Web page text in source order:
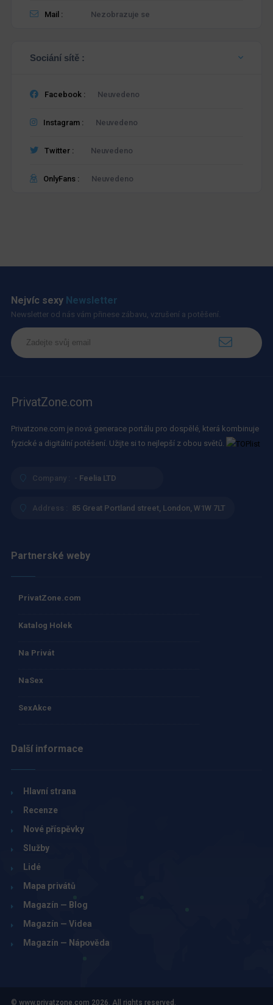
Mail : Nezobrazuje se
Sociání sítě :
Facebook : Neuvedeno
Instagram : Neuvedeno
Twitter : Neuvedeno
OnlyFans : Neuvedeno
Nejvíc sexy Newsletter
Newsletter od nás vám přinese zábavu, vzrušení a potěšení.
PrivatZone.com
Privatzone.com je nová generace portálu pro dospělé, která kombinuje
fyzické a digitální potěšení. Užijte si to nejlepší z obou světů.
Company : - Feelia LTD
Address : 85 Great Portland street, London, W1W 7LT
Partnerské weby
PrivatZone.com
Katalog Holek
Na Privát
NaSex
SexAkce
Další informace
Hlavní strana
Recenze
Nové příspěvky
Služby
Lidé
Mapa privátů
Magazín — Blog
Magazín — Videa
Magazín — Nápověda
© www.privatzone.com 2026. All rights reserved.